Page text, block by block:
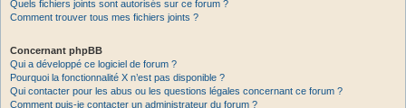
Quels fichiers joints sont autorisés sur ce forum ?
Comment trouver tous mes fichiers joints ?
Concernant phpBB
Qui a développé ce logiciel de forum ?
Pourquoi la fonctionnalité X n’est pas disponible ?
Qui contacter pour les abus ou les questions légales concernant ce forum ?
Comment puis-je contacter un administrateur du forum ?